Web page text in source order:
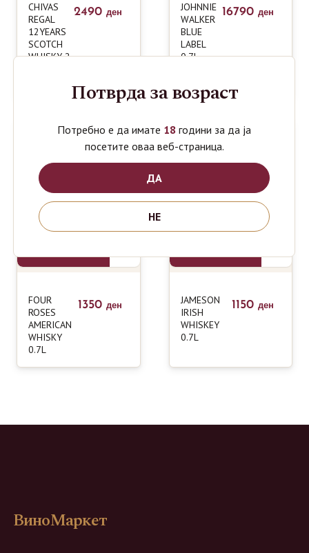
CHIVAS
REGAL
12YEARS
SCOTCH
WHISKY 2
2490 ден
JOHNNIE
WALKER
BLUE
LABEL
0.7L
16790 ден
FOUR
ROSES
AMERICAN
WHISKY
0.7L
1350 ден
JAMESON
IRISH
WHISKEY
0.7L
1150 ден
ВиноМаркет
Потврда за возраст
Потребно е да имате 18 години за да ја
посетите оваа веб-страница.
ДА
НЕ